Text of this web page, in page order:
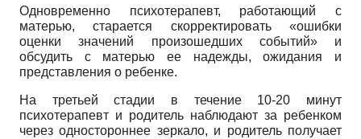
Одновременно психотерапевт, работающий с
матерью, старается скорректировать «ошибки
оценки значений произошедших событий» и
обсудить с матерью ее надежды, ожидания и
представления о ребенке.
На третьей стадии в течение 10-20 минут
психотерапевт и родитель наблюдают за ребенком
через одностороннее зеркало, и родитель получает